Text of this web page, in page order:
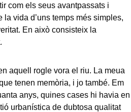
com els seus avantpassats i
vida d’uns temps més simples,
En això consisteix la
aquell rogle vora el riu. La meua
tenen memòria, i jo també. Em
anys, quines cases hi havia en
urbanística de dubtosa qualitat